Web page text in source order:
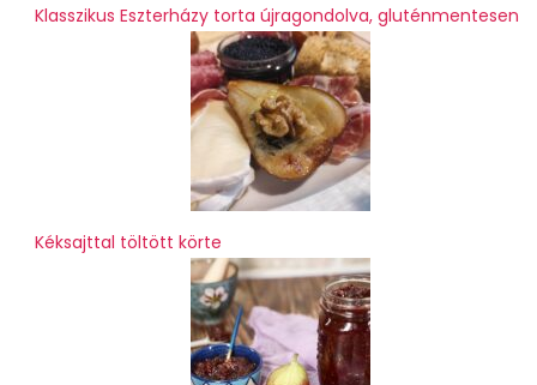
Klasszikus Eszterházy torta újragondolva, gluténmentesen
Kéksajttal töltött körte